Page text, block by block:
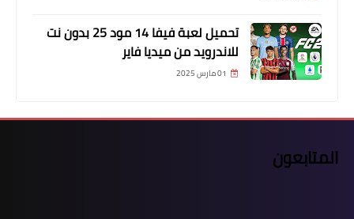
تحميل لعبة فيفا 14 مود 25 بدون نت
للاندرويد من ميديا فاير
01 مارس 2025
المتابعون